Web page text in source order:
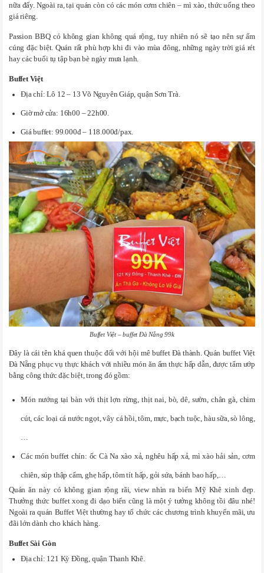
nữa đấy. Ngoài ra, tại quán còn có các món cơm chiên – mì xào, thức uống theo
giá riêng.
Passion BBQ có không gian không quá rộng, tuy nhiên nó sẽ tạo nên sự ấm
cúng đặc biệt. Quán rất phù hợp khi đi vào mùa đông, những ngày trời giá rét
hay các buổi tụ tập bạn bè ngày mưa lạnh.
Buffet Việt
Địa chỉ: Lô 12 – 13 Võ Nguyên Giáp, quận Sơn Trà.
Giờ mở cửa: 16h00 – 22h00.
Giá buffet: 99.000đ – 118.000đ/pax.
Buffet Việt – buffet Đà Nẵng 99k
Đây là cái tên khá quen thuộc đối với hội mê buffet Đà thành. Quán buffet Việt
Đà Nẵng phục vụ thực khách với nhiều món ăn ẩm thực hấp dẫn, được tẩm ướp
bằng công thức đặc biệt, trong đó gồm:
Món nướng tại bàn với thịt lợn rừng, thịt nai, bò, dê, sườn, chân gà, chim
cút, các loại cá nước ngọt, vây cá hồi, tôm, mực, bạch tuộc, hàu sữa, sò lông,
Các món buffet chín: ốc Cà Na xào xả, nghêu hấp xả, mì xào hải sản, cơm
chiên, súp thập cẩm, ghẹ hấp, tôm tít hấp, gỏi sứa, bánh bao hấp,…
Quán ăn này có không gian rộng rãi, view nhìn ra biển Mỹ Khê xinh đẹp.
Thưởng thức buffet xong đi dạo biển cũng là một ý tưởng không tồi đâu nhé!
Ngoài ra quán Buffet Việt thường hay tổ chức các chương trình khuyến mãi, ưu
đãi lớn dành cho khách hàng.
Buffet Sài Gòn
Địa chỉ: 121 Kỳ Đồng, quận Thanh Khê.